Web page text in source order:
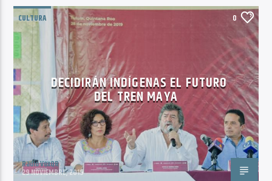
CULTURA 0
DECIDIRÁN INDÍGENAS EL FUTURO
DEL TREN MAYA
Radio VoxQR
29 NOVIEMBRE, 2019